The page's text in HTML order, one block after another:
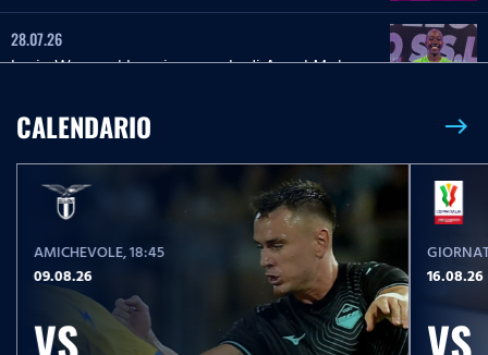
28.07.26
Lazio Women | Le prime parole di Angel Mukasa
Lazio Women | Le parole di Martina Zanoli a
Lazio Style Tv
27.07.26
Lazio Women | Le prime parole di Carlotta Masu
in biancoceleste
CALENDARIO east
AMICHEVOLE, 18:45
09.08.26
VS
16.08.26
VS